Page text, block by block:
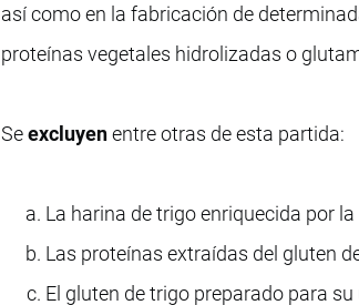
así como en la fabricación de
proteínas vegetales hidrolizadas o
Seexcluyenentre otras de esta partida:
La harina de trigo enriquecida por
Las proteínas extraídas del gluten
El gluten de trigo preparado para